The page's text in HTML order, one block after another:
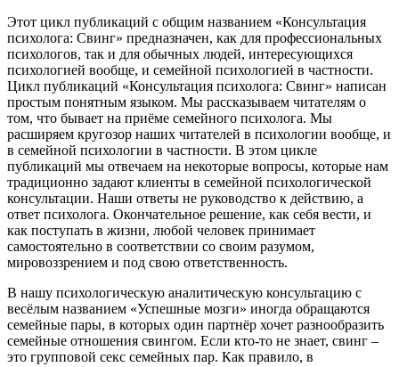
Этот цикл публикаций с общим названием «Консультация
психолога: Свинг» предназначен, как для профессиональных
психологов, так и для обычных людей, интересующихся
психологией вообще, и семейной психологией в частности.
Цикл публикаций «Консультация психолога: Свинг» написан
простым понятным языком. Мы рассказываем читателям о
том, что бывает на приёме семейного психолога. Мы
расширяем кругозор наших читателей в психологии вообще, и
в семейной психологии в частности. В этом цикле
публикаций мы отвечаем на некоторые вопросы, которые нам
традиционно задают клиенты в семейной психологической
консультации. Наши ответы не руководство к действию, а
ответ психолога. Окончательное решение, как себя вести, и
как поступать в жизни, любой человек принимает
самостоятельно в соответствии со своим разумом,
мировоззрением и под свою ответственность.
В нашу психологическую аналитическую консультацию с
весёлым названием «Успешные мозги» иногда обращаются
семейные пары, в которых один партнёр хочет разнообразить
семейные отношения свингом. Если кто-то не знает, свинг –
это групповой секс семейных пар. Как правило, в